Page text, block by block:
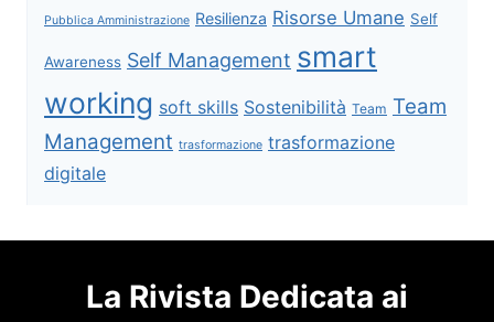
Pubblica Amministrazione Resilienza Risorse Umane Self
Awareness Self Management smart
working soft skills Sostenibilità Team Team
Management trasformazione trasformazione
digitale
La Rivista Dedicata ai